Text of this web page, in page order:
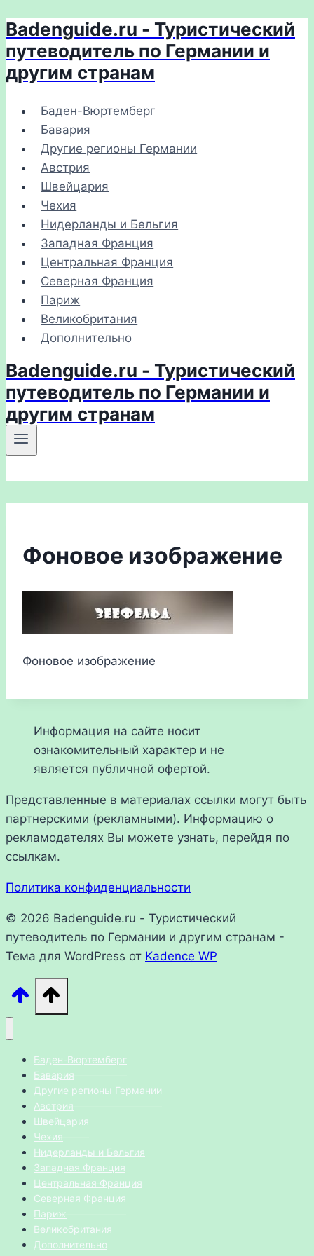
Перейти
к
содержимому
Badenguide.ru - Туристический
путеводитель по Германии и
другим странам
Баден-Вюртемберг
Бавария
Другие регионы Германии
Австрия
Швейцария
Чехия
Нидерланды и Бельгия
Западная Франция
Центральная Франция
Северная Франция
Париж
Великобритания
Дополнительно
Badenguide.ru - Туристический
путеводитель по Германии и
другим странам
Фоновое изображение
Фоновое изображение
Информация на сайте носит
ознакомительный характер и не
является публичной офертой.
Представленные в материалах ссылки могут быть
партнерскими (рекламными). Информацию о
рекламодателях Вы можете узнать, перейдя по
ссылкам.
Политика конфиденциальности
© 2026 Badenguide.ru - Туристический
путеводитель по Германии и другим странам -
Тема для WordPress от Kadence WP
Баден-Вюртемберг
Бавария
Другие регионы Германии
Австрия
Швейцария
Чехия
Нидерланды и Бельгия
Западная Франция
Центральная Франция
Северная Франция
Париж
Великобритания
Дополнительно